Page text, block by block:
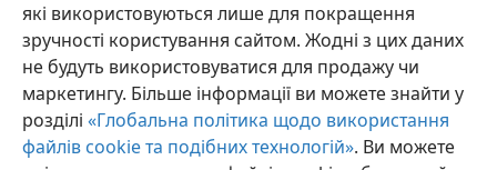
які використовуються лише для покращення
зручності користування сайтом. Жодні з цих даних
не будуть використовуватися для продажу чи
маркетингу. Більше інформації ви можете знайти у
розділі «Глобальна політика щодо використання
файлів cookie та подібних технологій». Ви можете